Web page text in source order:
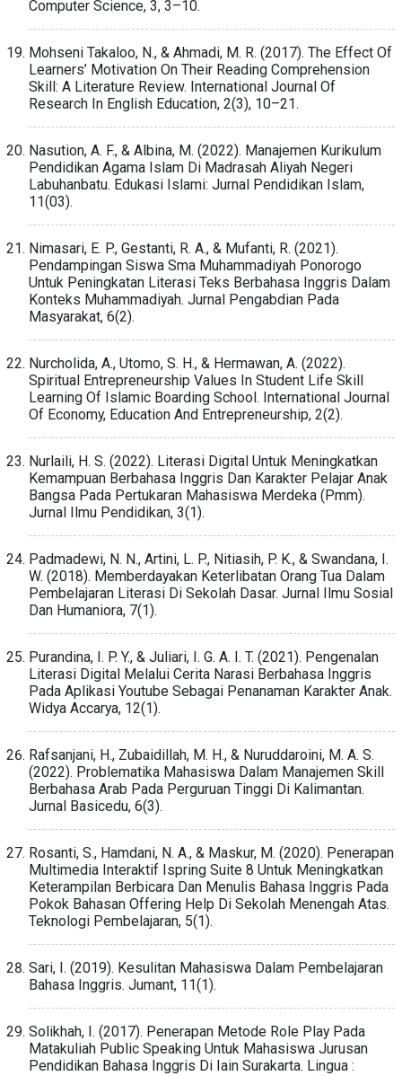
Computer Science, 3, 3–10.
Mohseni Takaloo, N., & Ahmadi, M. R. (2017). The Effect Of
Learners’ Motivation On Their Reading Comprehension
Skill: A Literature Review. International Journal Of
Research In English Education, 2(3), 10–21.
Nasution, A. F., & Albina, M. (2022). Manajemen Kurikulum
Pendidikan Agama Islam Di Madrasah Aliyah Negeri
Labuhanbatu. Edukasi Islami: Jurnal Pendidikan Islam,
11(03).
Nimasari, E. P., Gestanti, R. A., & Mufanti, R. (2021).
Pendampingan Siswa Sma Muhammadiyah Ponorogo
Untuk Peningkatan Literasi Teks Berbahasa Inggris Dalam
Konteks Muhammadiyah. Jurnal Pengabdian Pada
Masyarakat, 6(2).
Nurcholida, A., Utomo, S. H., & Hermawan, A. (2022).
Spiritual Entrepreneurship Values In Student Life Skill
Learning Of Islamic Boarding School. International Journal
Of Economy, Education And Entrepreneurship, 2(2).
Nurlaili, H. S. (2022). Literasi Digital Untuk Meningkatkan
Kemampuan Berbahasa Inggris Dan Karakter Pelajar Anak
Bangsa Pada Pertukaran Mahasiswa Merdeka (Pmm).
Jurnal Ilmu Pendidikan, 3(1).
Padmadewi, N. N., Artini, L. P., Nitiasih, P. K., & Swandana, I.
W. (2018). Memberdayakan Keterlibatan Orang Tua Dalam
Pembelajaran Literasi Di Sekolah Dasar. Jurnal Ilmu Sosial
Dan Humaniora, 7(1).
Purandina, I. P. Y., & Juliari, I. G. A. I. T. (2021). Pengenalan
Literasi Digital Melalui Cerita Narasi Berbahasa Inggris
Pada Aplikasi Youtube Sebagai Penanaman Karakter Anak.
Widya Accarya, 12(1).
Rafsanjani, H., Zubaidillah, M. H., & Nuruddaroini, M. A. S.
(2022). Problematika Mahasiswa Dalam Manajemen Skill
Berbahasa Arab Pada Perguruan Tinggi Di Kalimantan.
Jurnal Basicedu, 6(3).
Rosanti, S., Hamdani, N. A., & Maskur, M. (2020). Penerapan
Multimedia Interaktif Ispring Suite 8 Untuk Meningkatkan
Keterampilan Berbicara Dan Menulis Bahasa Inggris Pada
Pokok Bahasan Offering Help Di Sekolah Menengah Atas.
Teknologi Pembelajaran, 5(1).
Sari, I. (2019). Kesulitan Mahasiswa Dalam Pembelajaran
Bahasa Inggris. Jumant, 11(1).
Solikhah, I. (2017). Penerapan Metode Role Play Pada
Matakuliah Public Speaking Untuk Mahasiswa Jurusan
Pendidikan Bahasa Inggris Di Iain Surakarta. Lingua :